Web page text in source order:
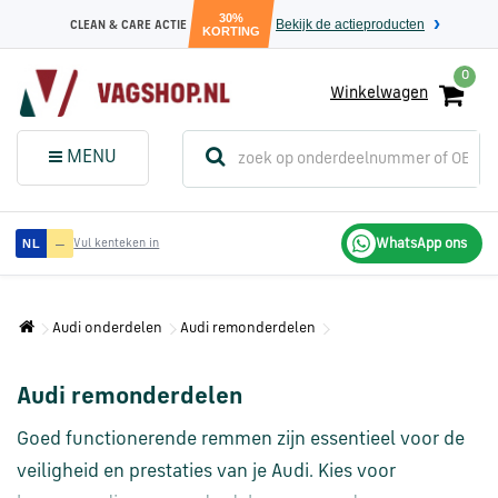
CLEAN & CARE ACTIE
30%
KORTING
Bekijk de actieproducten
0
Winkelwagen
MENU
Menu (Sluit dit
menuvenster)
Audi
onderdelen
Volkswagen
SEAT
onderdelen
NL — Vul kenteken in WhatsApp ons
Audi onderdelen Audi remonderdelen
Audi remonderdelen
Goed functionerende remmen zijn essentieel voor de
veiligheid en prestaties van je Audi. Kies voor